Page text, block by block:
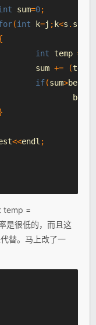
sum=0;
(int k=j ; k<s . size
int temp =
				sum
+= (temp
if(sum>best
					best
<<endl ;
temp =
是很低的，而且这
替。马上改了一